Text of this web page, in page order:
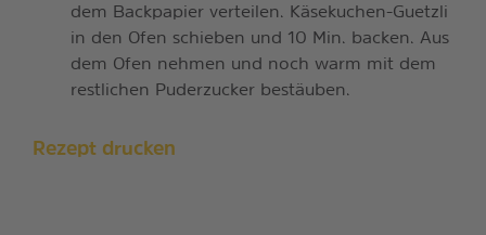
dem Backpapier verteilen. Käsekuchen-Guetzli
in den Ofen schieben und 10 Min. backen. Aus
dem Ofen nehmen und noch warm mit dem
restlichen Puderzucker bestäuben.
Rezept drucken